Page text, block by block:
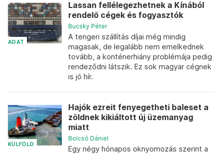
ADAT
Lassan fellélegezhetnek a Kínából
rendelő cégek és fogyasztók
Bucsky Péter
A tengeri szállítás díjai még mindig
magasak, de legalább nem emelkednek
tovább, a konténerhiány problémája pedig
rendeződni látszik. Ez sok magyar cégnek
is jó hír.
KÜLFÖLD
Hajók ezreit fenyegetheti baleset a
zöldnek kikiáltott új üzemanyag
miatt
Bolcsó Dániel
Egy négy hónapos oknyomozás szerint a